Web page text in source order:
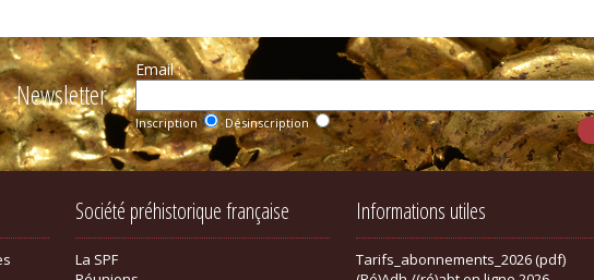
Newsletter
Email :
Inscription Désinscription
Société préhistorique française
La SPF
Informations utiles
Tarifs_abonnements_2026 (pdf)